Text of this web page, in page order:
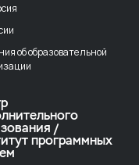
об образовательной
/
программных